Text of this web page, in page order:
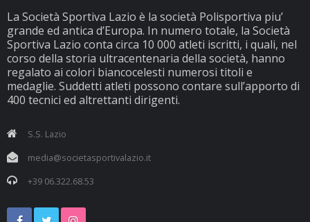
La Società Sportiva Lazio è la società Polisportiva piu’
grande ed antica d’Europa. In numero totale, la Società
Sportiva Lazio conta circa 10 000 atleti iscritti, i quali, nel
corso della storia ultracentenaria della società, hanno
regalato ai colori biancocelesti numerosi titoli e
medaglie. Suddetti atleti possono contare sull’apporto di
400 tecnici ed altrettanti dirigenti.
S.S. Lazio
media@societasportivalazio.it
+39 06.322.68.53